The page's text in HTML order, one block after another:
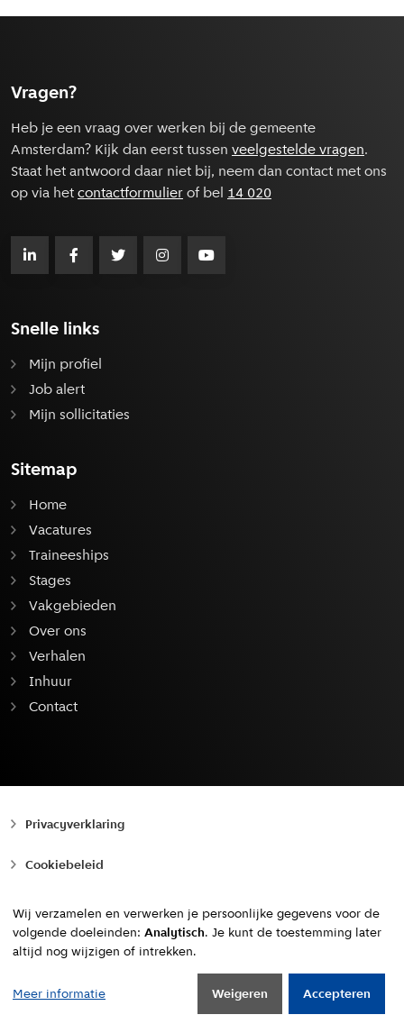
Vragen?
Heb je een vraag over werken bij de gemeente
Amsterdam? Kijk dan eerst tussen veelgestelde vragen.
Staat het antwoord daar niet bij, neem dan contact met ons
op via hetcontactformulierof bel 14 020
Snelle links
Mijn profiel
Job alert
Mijn sollicitaties
Sitemap
Home
Vacatures
Traineeships
Stages
Vakgebieden
Over ons
Verhalen
Inhuur
Contact
Privacyverklaring
Cookiebeleid
Toegankelijkheid
Copyright © 2010 - 2026, Gemeente Amsterdam
Naar boven
Wij verzamelen en verwerken je persoonlijke gegevens voor de
volgende doeleinden: Analytisch. Je kunt de toestemming later
altijd nog wijzigen of intrekken.
Meer informatie Weigeren Accepteren